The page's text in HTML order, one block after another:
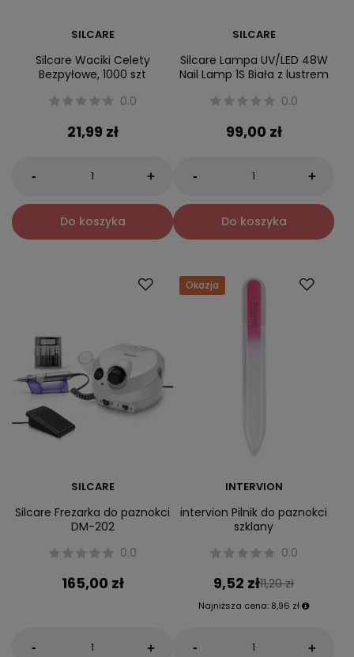
SILCARE
Silcare Waciki Celety
Bezpyłowe, 1000 szt
0.0
21,99 zł
- +
Do koszyka
SILCARE
Silcare Lampa UV/LED 48W
Nail Lamp 1S Biała z lustrem
0.0
99,00 zł
- +
Do koszyka
SILCARE
Silcare Frezarka do paznokci
DM-202
0.0
165,00 zł
- +
Okazja
INTERVION
intervion Pilnik do paznokci
szklany
0.0
9,52 zł11,20 zł
Najniższa cena: 8,96 zł
- +